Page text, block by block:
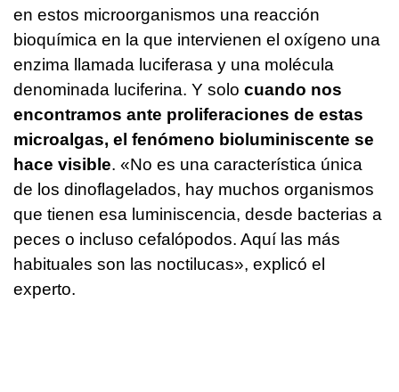
en estos microorganismos una reacción
bioquímica en la que intervienen el oxígeno una
enzima llamada luciferasa y una molécula
denominada luciferina. Y solo cuando nos
encontramos ante proliferaciones de estas
microalgas, el fenómeno bioluminiscente se
hace visible. «No es una característica única
de los dinoflagelados, hay muchos organismos
que tienen esa luminiscencia, desde bacterias a
peces o incluso cefalópodos. Aquí las más
habituales son las noctilucas», explicó el
experto.